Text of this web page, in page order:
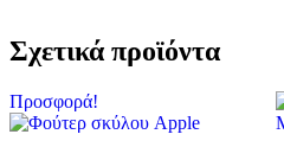
Σχετικά προϊόντα
Προσφορά!